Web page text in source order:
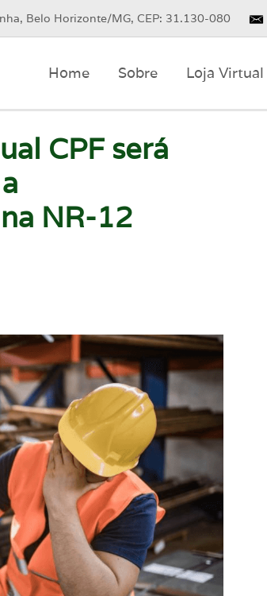
Belo Horizonte/MG, CEP: 31.130-080
Home Sobre Loja Virtual
CPF será
NR-12